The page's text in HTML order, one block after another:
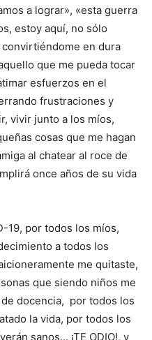
a lograr», «esta guerra
estoy aquí, no sólo
convirtiéndome en dura
que me pueda tocar
esfuerzos en el
frustraciones y
vivir junto a los míos,
cosas que me hagan
al chatear al roce de
once años de su vida
19, por todos los míos,
a todos los
me quitaste,
que siendo niños me
docencia, por todos los
la vida, por todos los
sanos… ¡TE ODIO!, y